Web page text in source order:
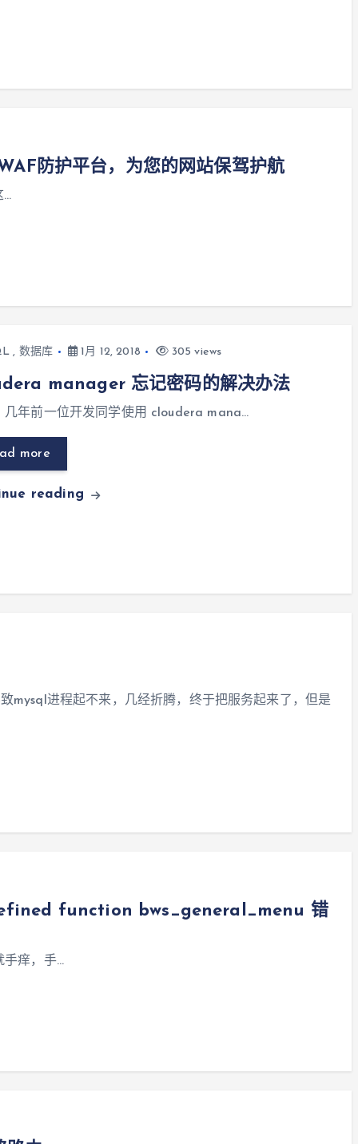
防护平台，为您的网站保驾护航
…
, 数据库 1月 12, 2018 305 views
manager 忘记密码的解决办法
几年前一位开发同学使用 cloudera mana…
more
reading
mysql进程起不来，几经折腾，终于把服务起来了，但是
function bws_general_menu 错
手痒，手…